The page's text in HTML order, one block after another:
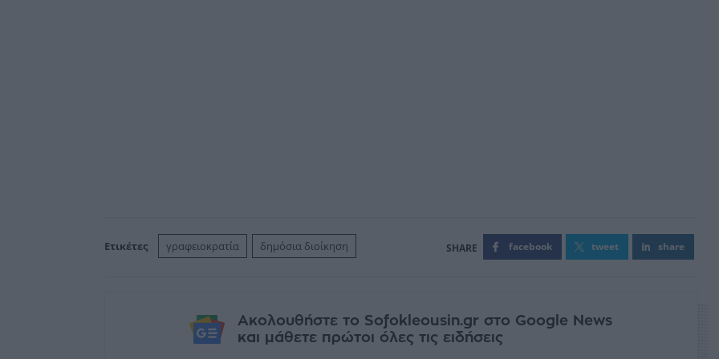
Ετικέτες γραφειοκρατία δημόσια διοίκηση facebook tweet share
Ακολουθήστε το Sofokleousin.gr στο Google News
και μάθετε πρώτοι όλες τις ειδήσεις